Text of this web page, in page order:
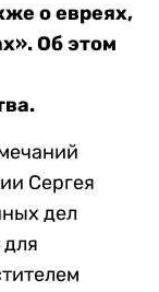
о евреях,
Об этом
Сергея
дел